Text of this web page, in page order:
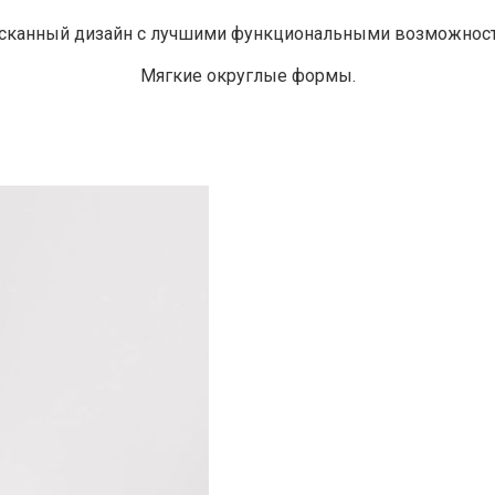
дизайн с лучшими функциональными
Мягкие округлые формы.